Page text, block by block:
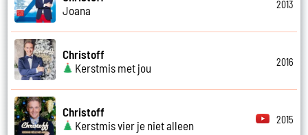
Joana
2013
Christoff
Kerstmis met jou
2016
Christoff
Kerstmis vier je niet alleen
2015